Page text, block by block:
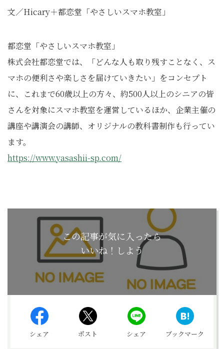
文／Hicary＋都恋堂「やさしいスマホ教室」
都恋堂「やさしいスマホ教室」
株式会社都恋堂では、「どんな人も取り残すことなく、ス
マホの便利さや楽しさを届けていきたい」をコンセプト
に、これまで60歳以上の方々、約500人以上のシニアの皆
さんを対象にスマホ教室を運営しているほか、企業主催の
講座や講演会の講師、オリジナルの教科書制作も行ってい
ます。
https://www.yasashii-sp.com/
この記事が気に入ったら
いいね！しよう
シェア ポスト シェア ブックマーク